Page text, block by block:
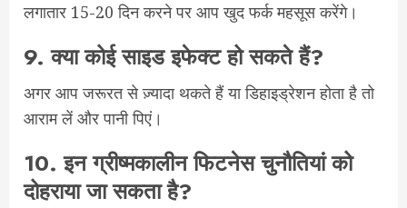
लगातार 15-20 दिन करने पर आप खुद फर्क महसूस करेंगे।
9.क्या कोई साइड इफेक्ट हो सकते हैं?
अगर आप जरूरत से ज़्यादा थकते हैं या डिहाइड्रेशन होता है तो
आराम लें और पानी पिएं।
10.इन ग्रीष्मकालीन फिटनेस चुनौतियां को
दोहराया जा सकता है?